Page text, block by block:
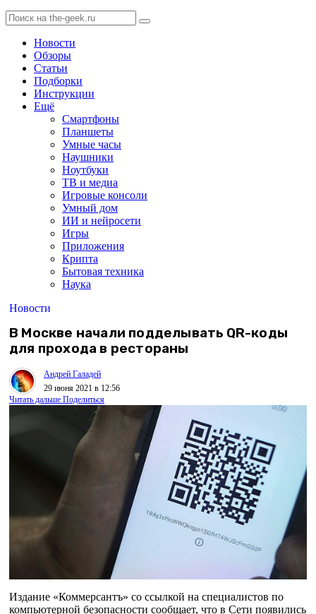
Новости
Обзоры
Статьи
Подборки
Инструкции
Ещё
Смартфоны
Планшеты
Умные часы
Наушники
Ноутбуки
ТВ и медиа
Игровые консоли
Умный дом
ИИ и нейросети
Игры
Приложения
Крипта
Бытовая техника
Наука
Новости
В Москве начали подделывать QR-коды
для прохода в рестораны
Андрей Галадей
29 июня 2021 в 12:56
Читать дальше Поделиться
Издание «Коммерсантъ» со ссылкой на специалистов по
компьютерной безопасности сообщает, что в Сети появились